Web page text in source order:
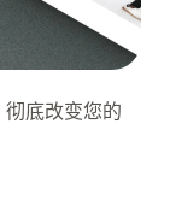
底改变您的